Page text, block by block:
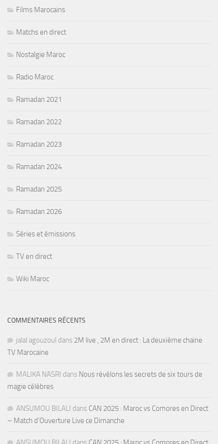
Films Marocains
Matchs en direct
Nostalgie Maroc
Radio Maroc
Ramadan 2021
Ramadan 2022
Ramadan 2023
Ramadan 2024
Ramadan 2025
Ramadan 2026
Séries et émissions
TV en direct
Wiki Maroc
COMMENTAIRES RÉCENTS
jalal agouzoul dans 2M live , 2M en direct : La deuxième chaine
TV Marocaine
MALIKA NASRI dans Nous révélons les secrets de six tours de
magie célèbres
ANSUMOU BILALI dans CAN 2025 : Maroc vs Comores en Direct
– Match d’Ouverture Live ce Dimanche